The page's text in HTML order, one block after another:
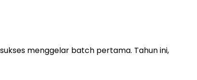
menggelar batch pertama. Tahun ini,